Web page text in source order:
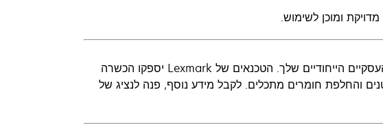
ומוכן לשימוש.
ניתן להתאים אישית הכשרה ספציפית כדי לענות לצרכים העסקיים הייחודיים שלך. הטכנאים של Lexmark יספקו הכשרה
והחלפת חומרים מתכלים. לקבל מידע נוסף, פנה לנציג של